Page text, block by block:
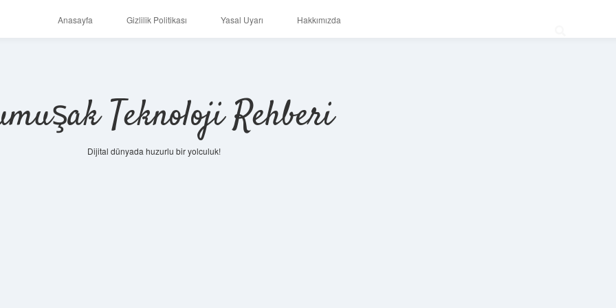
Anasayfa Gizlilik Politikası Yasal Uyarı Hakkımızda
Teknoloji Rehberi
Dijital dünyada huzurlu bir yolculuk!